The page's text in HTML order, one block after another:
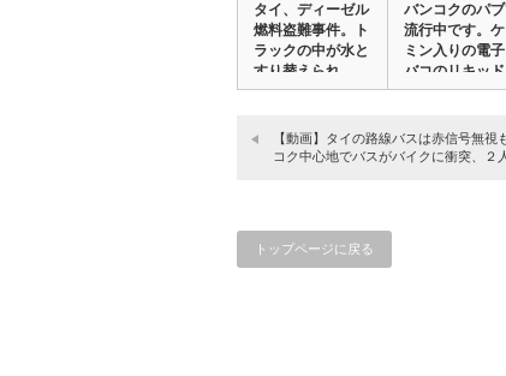
タイ、ディーゼル
燃料盗難事件。ト
ラックの中が水と
すり替えられ。
行…
バンコクのパ
流行中です。
ミン入りの電
バコのリキッド
を…
【動画】タイの路線バスは赤信号無視
コク中心地でバスがバイクに衝突、２
トップページに戻る